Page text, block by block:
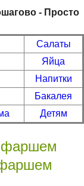
- Просто
Салаты
Яйца
Напитки
Бакалея
Детям